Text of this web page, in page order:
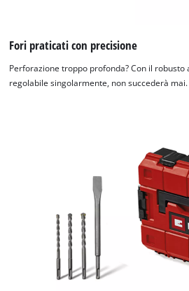
Fori praticati con precisione
Perforazione troppo profonda? Con il
regolabile singolarmente, non succederà mai.